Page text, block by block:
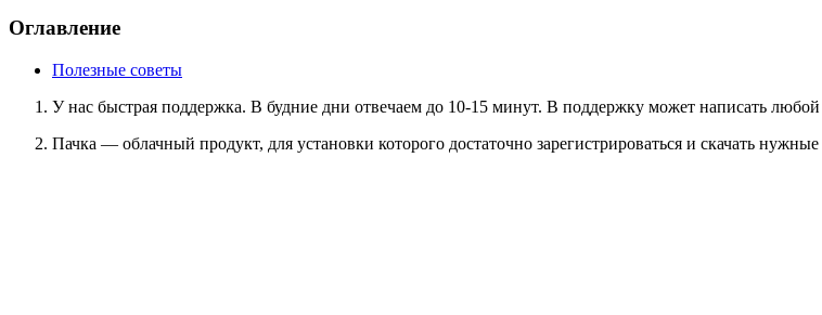
Оглавление
Полезные советы
У нас быстрая поддержка. В будние дни отвечаем до 10-15 минут. В поддержку может написать
Пачка — облачный продукт, для установки которого достаточно зарегистрироваться и скачать нужные